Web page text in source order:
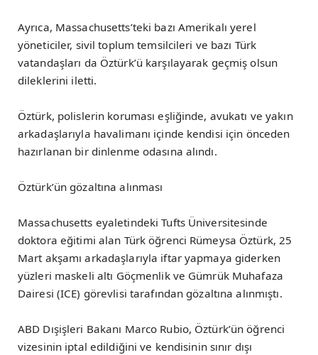
Ayrıca, Massachusetts’teki bazı Amerikalı yerel
yöneticiler, sivil toplum temsilcileri ve bazı Türk
vatandaşları da Öztürk’ü karşılayarak geçmiş olsun
dileklerini iletti.
Öztürk, polislerin koruması eşliğinde, avukatı ve yakın
arkadaşlarıyla havalimanı içinde kendisi için önceden
hazırlanan bir dinlenme odasına alındı.
Öztürk’ün gözaltına alınması
Massachusetts eyaletindeki Tufts Üniversitesinde
doktora eğitimi alan Türk öğrenci Rümeysa Öztürk, 25
Mart akşamı arkadaşlarıyla iftar yapmaya giderken
yüzleri maskeli altı Göçmenlik ve Gümrük Muhafaza
Dairesi (ICE) görevlisi tarafından gözaltına alınmıştı.
ABD Dışişleri Bakanı Marco Rubio, Öztürk’ün öğrenci
vizesinin iptal edildiğini ve kendisinin sınır dışı